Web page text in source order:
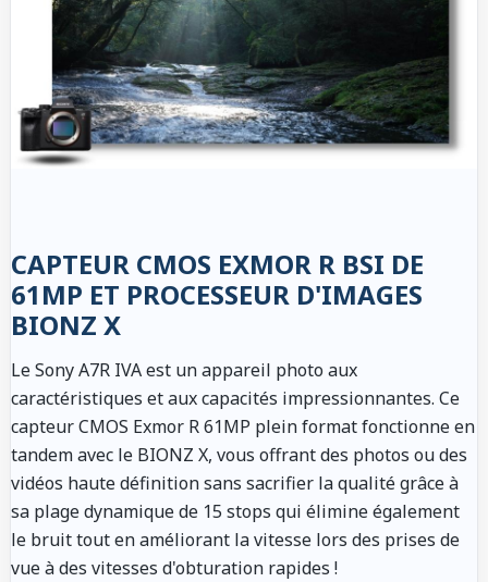
CAPTEUR CMOS EXMOR R BSI DE
61MP ET PROCESSEUR D'IMAGES
BIONZ X
Le Sony A7R IVA est un appareil photo aux
caractéristiques et aux capacités impressionnantes. Ce
capteur CMOS Exmor R 61MP plein format fonctionne en
tandem avec le BIONZ X, vous offrant des photos ou des
vidéos haute définition sans sacrifier la qualité grâce à
sa plage dynamique de 15 stops qui élimine également
le bruit tout en améliorant la vitesse lors des prises de
vue à des vitesses d'obturation rapides !